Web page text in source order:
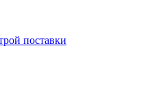
поставки